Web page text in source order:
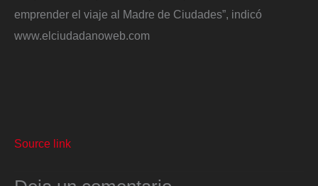
emprender el viaje al Madre de Ciudades”, indicó
www.elciudadanoweb.com
Source link